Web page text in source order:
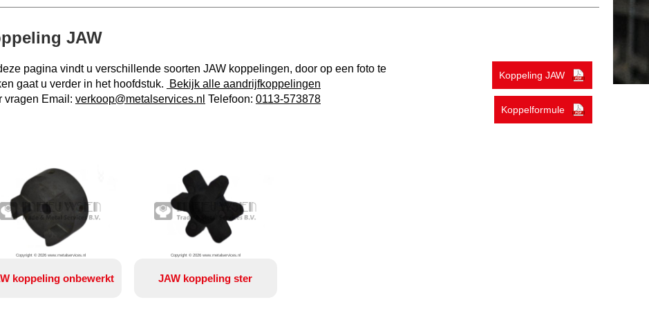
JAW
pagina vindt u verschillende soorten JAW koppelingen, door op een foto te
gaat u verder in het hoofdstuk.
Bekijk alle aandrijfkoppelingen
vragen Email: verkoop@metalservices.nl Telefoon: 0113-573878
Koppeling JAW
Koppelformule
Copyright © 2026 www.metalservices.nl
koppeling onbewerkt
Copyright © 2026 www.metalservices.nl
JAW koppeling ster